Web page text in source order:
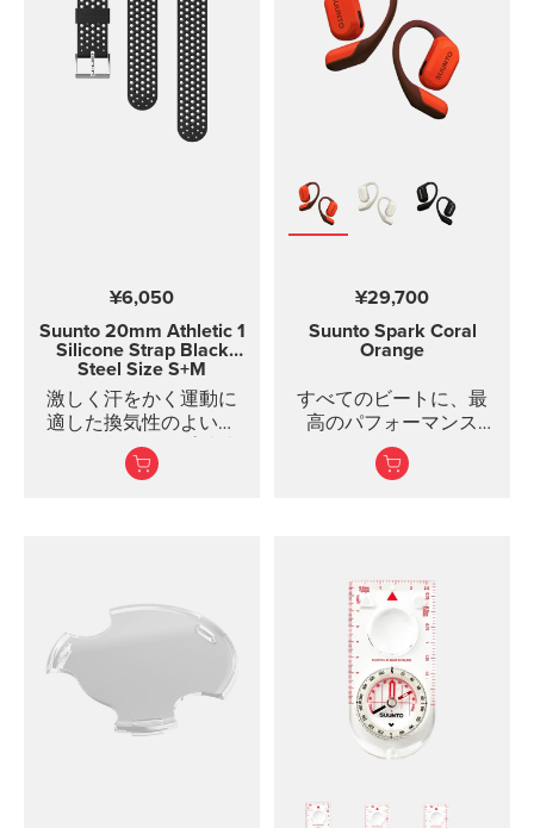
トと、自転車のハンド
ルバーにマウントを固
定するための耐久性の
あるゴムバンドが含ま
れています。柔軟なゴ
ムバンドの取り付けに
ドルバーに最適にフィ
ットします。
¥6,050
Suunto 20mm Athletic 1
Silicone Strap Black
Steel Size S+M
激しく汗をかく運動に
適した換気性のよいシ
リコンストラップ 丈夫
なシリコン製のクイッ
は、通気性があり、清
潔に保ちやすく、ラン
ニングやジムトレーニ
ングなどの激しいスポ
ーツに最適です。スト
ラップパッケージに
¥29,700
Suunto Spark Coral
Orange
すべてのビートに、最
高のパフォーマンス
を。